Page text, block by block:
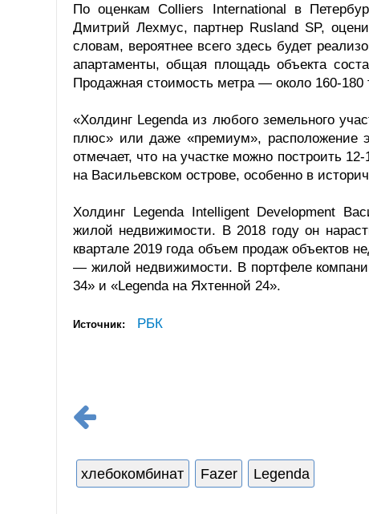
По оценкам Colliers International в
Дмитрий Лехмус, партнер Rusland SP,
словам, вероятнее всего здесь будет
апартаменты, общая площадь объекта
Продажная стоимость метра — около 160-180
«Холдинг Legenda из любого земельного
плюс» или даже «премиум», расположение
отмечает, что на участке можно построить
на Васильевском острове, особенно в
Холдинг Legenda Intelligent Development
жилой недвижимости. В 2018 году он
квартале 2019 года объем продаж объектов
— жилой недвижимости. В портфеле
34» и «Legenda на Яхтенной 24».
Источник: РБК
хлебокомбинат Fazer Legenda